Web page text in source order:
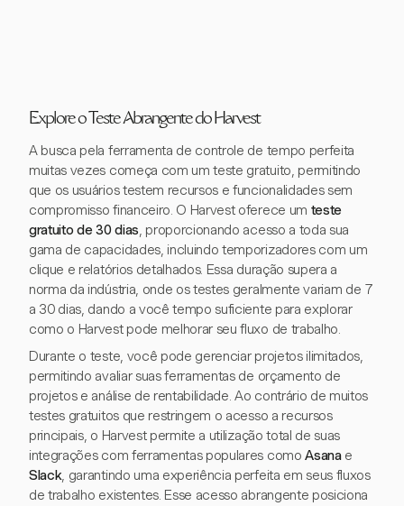
Explore o Teste Abrangente do Harvest
A busca pela ferramenta de controle de tempo perfeita
muitas vezes começa com um teste gratuito, permitindo
que os usuários testem recursos e funcionalidades sem
compromisso financeiro. O Harvest oferece um teste
gratuito de 30 dias, proporcionando acesso a toda sua
gama de capacidades, incluindo temporizadores com um
clique e relatórios detalhados. Essa duração supera a
norma da indústria, onde os testes geralmente variam de 7
a 30 dias, dando a você tempo suficiente para explorar
como o Harvest pode melhorar seu fluxo de trabalho.
Durante o teste, você pode gerenciar projetos ilimitados,
permitindo avaliar suas ferramentas de orçamento de
projetos e análise de rentabilidade. Ao contrário de muitos
testes gratuitos que restringem o acesso a recursos
principais, o Harvest permite a utilização total de suas
integrações com ferramentas populares comoAsanae
Slack, garantindo uma experiência perfeita em seus fluxos
de trabalho existentes. Esse acesso abrangente posiciona